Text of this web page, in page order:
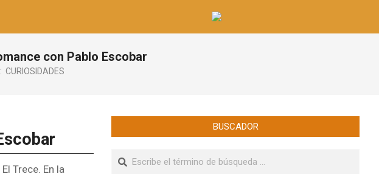
con Pablo Escobar
CURIOSIDADES
Trece. En la
BUSCADOR
Buscar